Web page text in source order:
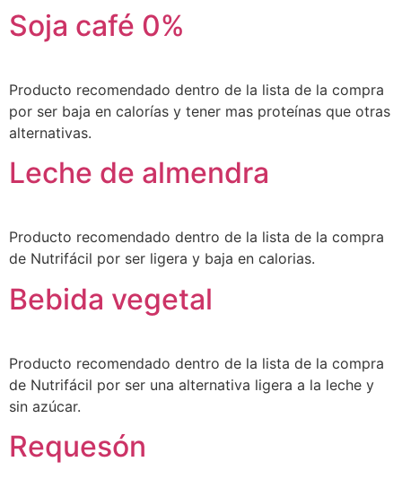
Soja café 0%
Producto recomendado dentro de la lista de la compra
por ser baja en calorías y tener mas proteínas que otras
alternativas.
Leche de almendra
Producto recomendado dentro de la lista de la compra
de Nutrifácil por ser ligera y baja en calorias.
Bebida vegetal
Producto recomendado dentro de la lista de la compra
de Nutrifácil por ser una alternativa ligera a la leche y
sin azúcar.
Requesón